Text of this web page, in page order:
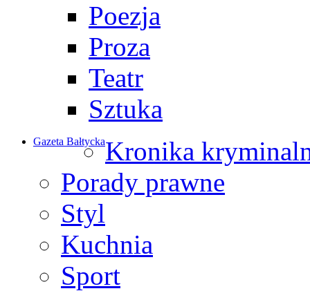
Poezja
Proza
Teatr
Sztuka
Gazeta BałtyckaKronika
Porady prawne
Styl
Kuchnia
Sport